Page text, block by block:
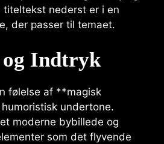
titeltekst nederst er i en
der passer til temaet.
og Indtryk
følelse af **magisk
undertone.
moderne bybillede og
som det flyvende